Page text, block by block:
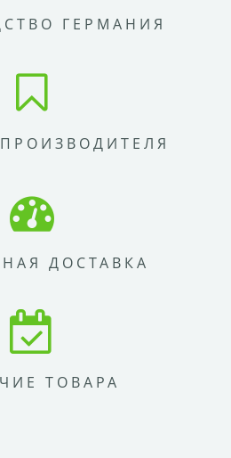
ГЕРМАНИЯ
ДОСТАВКА
ТОВАРА